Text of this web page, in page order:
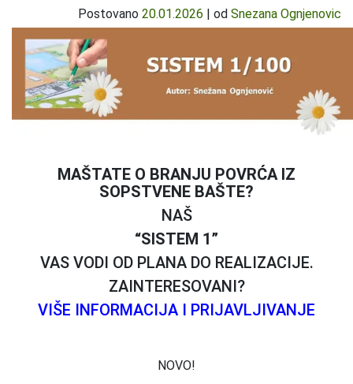
Postovano 20.01.2026 | od Snezana Ognjenovic
MAŠTATE O BRANJU POVRĆA IZ
SOPSTVENE BAŠTE?
NAŠ
“SISTEM 1”
VAS VODI OD PLANA DO REALIZACIJE.
ZAINTERESOVANI?
VIŠE INFORMACIJA I PRIJAVLJIVANJE
NOVO!